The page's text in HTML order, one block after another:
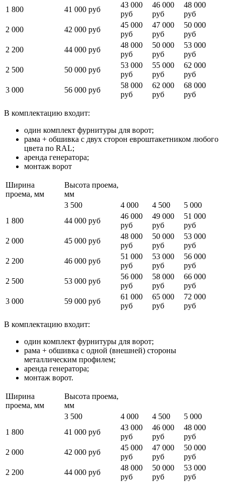
1 800
41 000 руб
43 000
руб
46 000
руб
48 000
руб
2 000
42 000 руб
45 000
руб
47 000
руб
50 000
руб
2 200
44 000 руб
48 000
руб
50 000
руб
53 000
руб
2 500
50 000 руб
53 000
руб
55 000
руб
62 000
руб
3 000
56 000 руб
58 000
руб
62 000
руб
68 000
руб
В комплектацию входит:
один комплект фурнитуры для ворот;
рама + обшивка с двух сторон евроштакетником любого
цвета по RAL;
аренда генератора;
монтаж ворот
Ширина
проема, мм
Высота проема,
мм
3 500
4 000 4 500
5 000
1 800
44 000 руб
46 000
руб
49 000
руб
51 000
руб
2 000
45 000 руб
48 000
руб
50 000
руб
53 000
руб
2 200
46 000 руб
51 000
руб
53 000
руб
56 000
руб
2 500
53 000 руб
56 000
руб
58 000
руб
66 000
руб
3 000
59 000 руб
61 000
руб
65 000
руб
72 000
руб
В комплектацию входит:
один комплект фурнитуры для ворот;
рама + обшивка с одной (внешней) стороны
металлическим профилем;
аренда генератора;
монтаж ворот.
Ширина
проема, мм
Высота проема,
мм
3 500
4 000 4 500
5 000
1 800
41 000 руб
43 000
руб
46 000
руб
48 000
руб
2 000
42 000 руб
45 000
руб
47 000
руб
50 000
руб
2 200
44 000 руб
48 000
руб
50 000
руб
53 000
руб